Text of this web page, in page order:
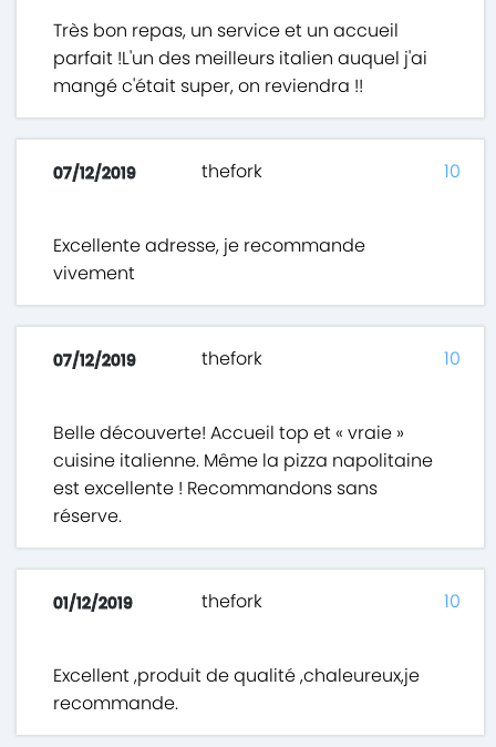
Très bon repas, un service et un accueil
parfait !L'un des meilleurs italien auquel j'ai
mangé c'était super, on reviendra !!
07/12/2019 thefork
Excellente adresse, je recommande
vivement
10
07/12/2019 thefork
Belle découverte! Accueil top et « vraie »
cuisine italienne. Même la pizza napolitaine
est excellente ! Recommandons sans
réserve.
10
01/12/2019 thefork
Excellent ,produit de qualité ,chaleureux,je
recommande.
10